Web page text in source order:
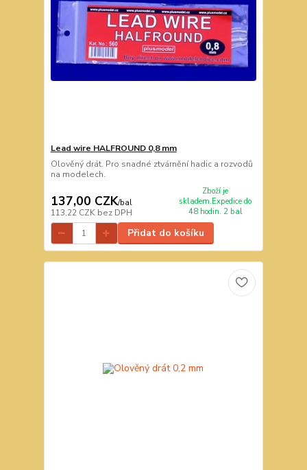
Lead wire HALFROUND 0,8 mm
Olověný drát. Pro snadné ztvárnění hadic a rozvodů
na modelech.
137,00 CZK/bal
113,22 CZK bez DPH
Zboží je
skladem.Expedice do
48 hodin. 2 bal
Přidat do košíku